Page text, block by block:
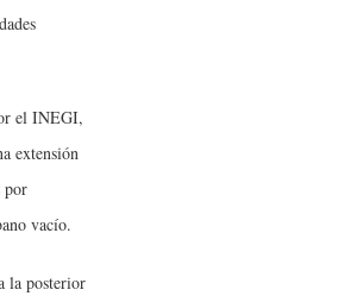
el INEGI,
extensión
por
vacío.
la posterior